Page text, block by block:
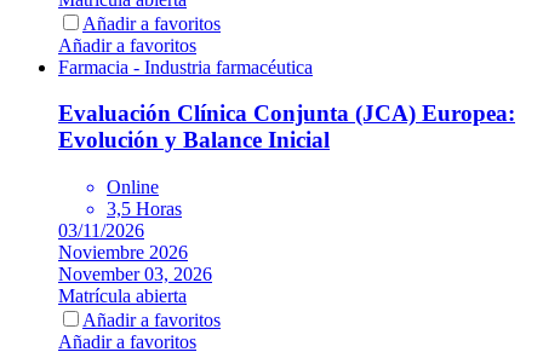
Añadir a favoritos
Añadir a favoritos
Farmacia - Industria farmacéutica
Evaluación Clínica Conjunta (JCA) Europea:
Evolución y Balance Inicial
Online
3,5 Horas
03/11/2026
Noviembre 2026
November 03, 2026
Matrícula abierta
Añadir a favoritos
Añadir a favoritos